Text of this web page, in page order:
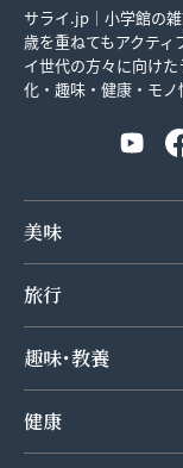
サライ.jp｜小学館の
歳を重ねてもアクテ
イ世代の方々に向け
化・趣味・健康・モノ
美味
旅行
趣味･教養
健康